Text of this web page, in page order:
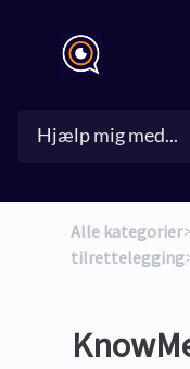
Alle kategorier​>​
tilrettelegging